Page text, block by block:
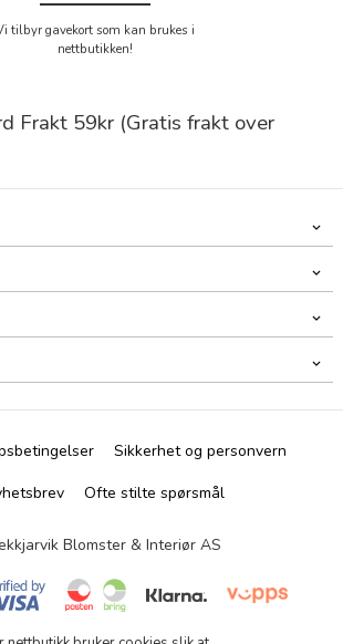
tilbyr gavekort som kan brukes i
nettbutikken!
Frakt 59kr (Gratis frakt over
Sikkerhet og personvern
Ofte stilte spørsmål
Blomster & Interiør AS